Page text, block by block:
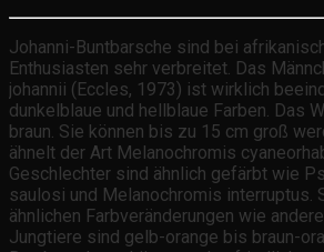
Johanni-Buntbarsche sind bei
Enthusiasten sehr verbreitet. Das
johannii (Eccles, 1973) ist wirklich
dunkelblaue und hellblaue Farben. Das
braun. Sie können bis zu 15 cm groß
ähnelt der Art Melanochromis
Geschlechter sind ähnlich gefärbt wie
saulosi und Melanochromis interruptus.
ähnlichen Farbveränderungen wie
Jungtiere sind gelb-orange bis braun-